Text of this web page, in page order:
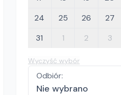
24
25 26 27
31
1 2 3
Wyczyść wybór
Odbiór:
Nie wybrano